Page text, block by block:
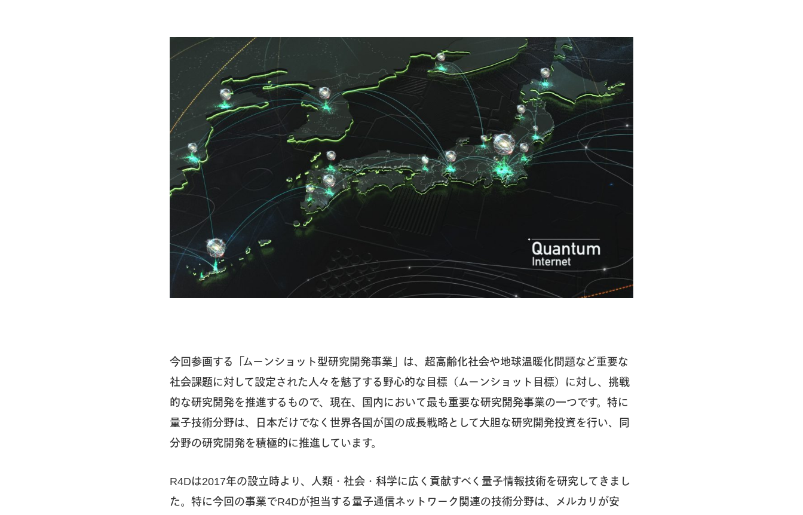
今回参画する「ムーンショット型研究開発事業」は、超高齢化社会や地球温暖化問題など重要な
社会課題に対して設定された人々を魅了する野心的な目標（ムーンショット目標）に対し、挑戦
的な研究開発を推進するもので、現在、国内において最も重要な研究開発事業の一つです。特に
量子技術分野は、日本だけでなく世界各国が国の成長戦略として大胆な研究開発投資を行い、同
分野の研究開発を積極的に推進しています。
R4Dは2017年の設立時より、人類・社会・科学に広く貢献すべく量子情報技術を研究してきまし
た。特に今回の事業でR4Dが担当する量子通信ネットワーク関連の技術分野は、メルカリが安